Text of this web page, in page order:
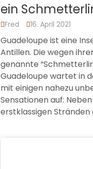
ein
Fred 16. April 2021
Guadeloupe ist eine
Antillen. Die wegen
genannte
Guadeloupe wartet in
mit einigen nahezu
Sensationen auf: Neben
erstklassigen Stränden